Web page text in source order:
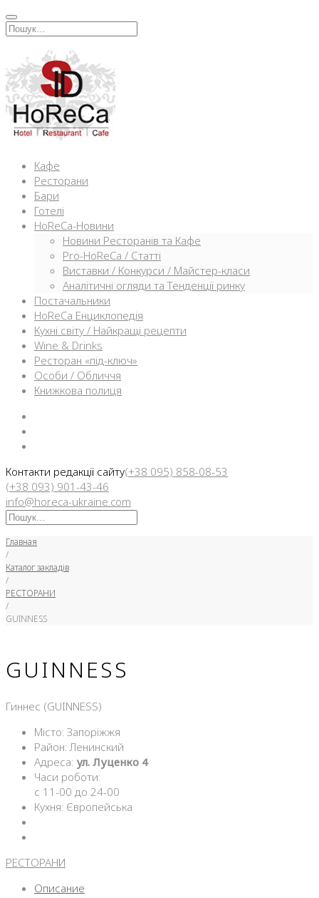
Перейти
кИскать:
Кафе
Ресторани
Бари
Готелі
HoReCa-Новини
Новини Ресторанів та Кафе
Pro-HoReCa / Статті
Виставки / Конкурси / Майстер-класи
Аналітичні огляди та Тенденції ринку
Постачальники
HoReCa Енциклопедія
Кухні світу / Найкращі рецепти
Wine & Drinks
Ресторан «під-ключ»
Особи / Обличчя
Книжкова полиця
Контакти редакції сайту(+38 095) 858-08-53
(+38 093) 901-43-46
info@horeca-ukraine.com
Искать:
Главная
/
Каталог закладів
/
РЕСТОРАНИ
/
GUINNESS
GUINNESS
Гиннес (GUINNESS)
Місто: Запоріжжя
Район: Ленинский
Адреса: ул. Луценко 4
Часи роботи:
с 11-00 до 24-00
Кухня: Європейська
РЕСТОРАНИ
Описание